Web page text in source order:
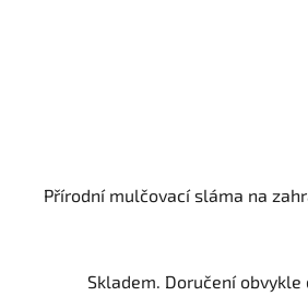
Přírodní mulčovací sláma na
Skladem. Doručení obvykle